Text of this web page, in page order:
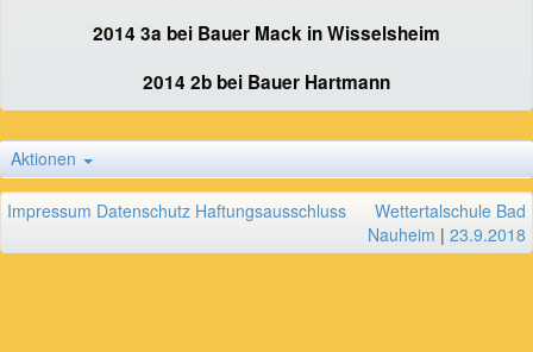
2014 3a bei Bauer Mack in Wisselsheim
2014 2b bei Bauer Hartmann
Aktionen
Impressum Datenschutz Haftungsausschluss
Wettertalschule Bad
Nauheim | 23.9.2018